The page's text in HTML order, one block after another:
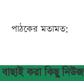
পাঠকের মতামত:
করা কিছু নিউজ